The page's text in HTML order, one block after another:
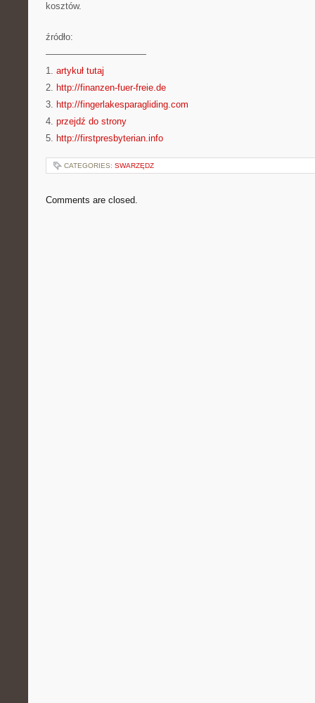
kosztów.
źródło:
———————————
1. artykuł tutaj
2. http://finanzen-fuer-freie.de
3. http://fingerlakesparagliding.com
4. przejdź do strony
5. http://firstpresbyterian.info
CATEGORIES: SWARZĘDZ
Comments are closed.